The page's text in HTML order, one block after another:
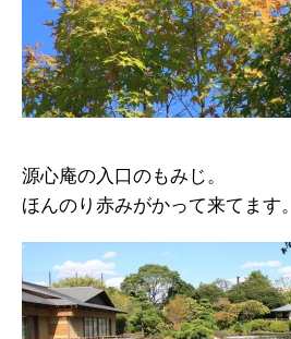
源心庵の入口のもみじ。
ほんのり赤みがかって来てます。